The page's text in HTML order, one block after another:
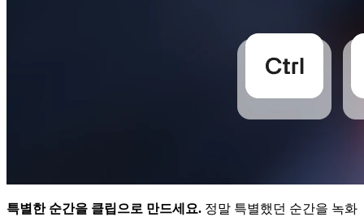
특별한 순간을 클립으로 만드세요. 정말 특별했던 순간을 녹화